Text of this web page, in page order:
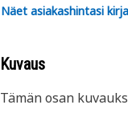
Näet asiakashintasi
Kuvaus
Tämän osan